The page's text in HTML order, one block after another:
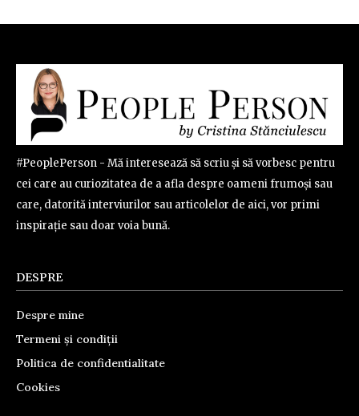
#PeoplePerson - Mă interesează să scriu și să vorbesc pentru
cei care au curiozitatea de a afla despre oameni frumoși sau
care, datorită interviurilor sau articolelor de aici, vor primi
inspirație sau doar voia bună.
DESPRE
Despre mine
Termeni și condiții
Politica de confidentialitate
Cookies